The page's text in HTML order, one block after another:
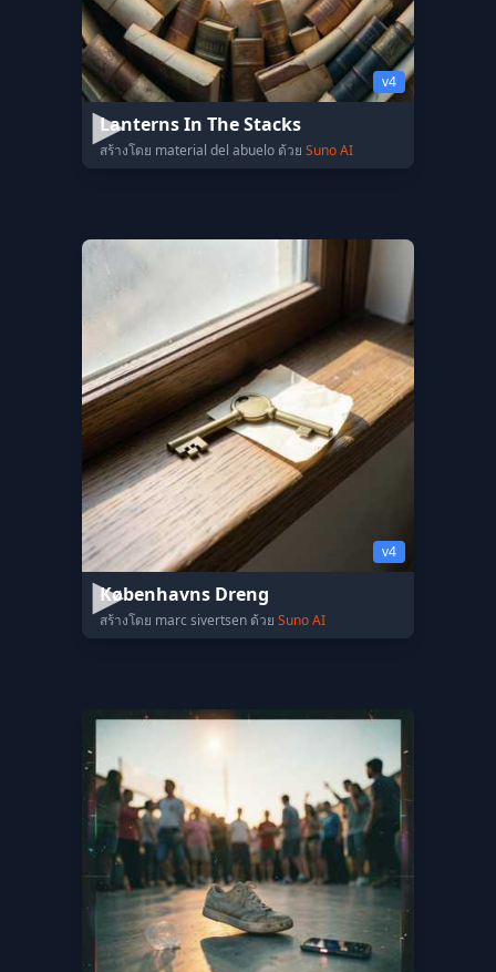
v4
Lanterns In The Stacks
สร้างโดย material del abuelo ด้วย Suno AI
v4
Københavns Dreng
สร้างโดย marc sivertsen ด้วย Suno AI